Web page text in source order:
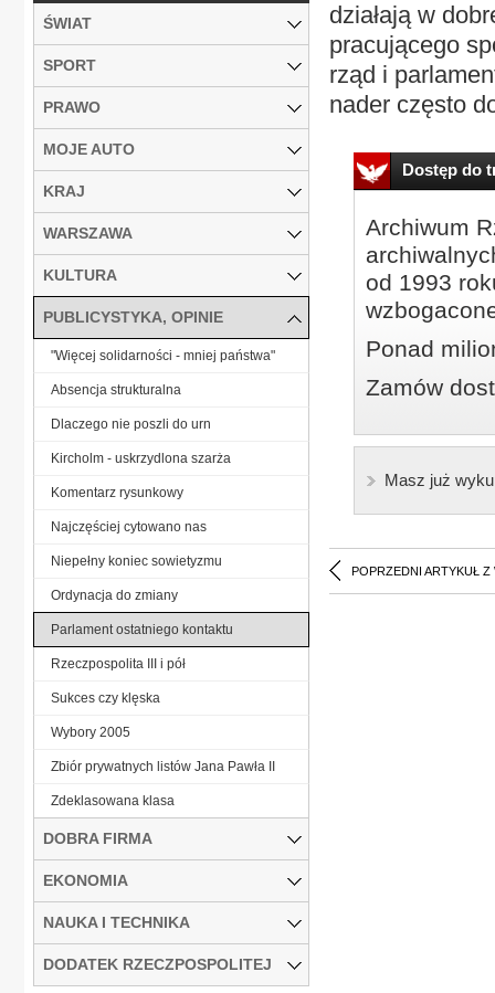
działają w
pracującego
rząd i
nader często
Dostęp do
Archiwum
od 1993
Ponad
Zamów
Masz już
POPRZEDNI ARTYKUŁ Z
ŚWIAT
SPORT
PRAWO
MOJE AUTO
KRAJ
WARSZAWA
KULTURA
PUBLICYSTYKA, OPINIE
"Więcej solidarności - mniej państwa"
Absencja strukturalna
Dlaczego nie poszli do urn
Kircholm - uskrzydlona szarża
Komentarz rysunkowy
Najczęściej cytowano nas
Niepełny koniec sowietyzmu
Ordynacja do zmiany
Parlament ostatniego kontaktu
Rzeczpospolita III i pół
Sukces czy klęska
Wybory 2005
Zbiór prywatnych listów Jana Pawła II
Zdeklasowana klasa
DOBRA FIRMA
EKONOMIA
NAUKA I TECHNIKA
DODATEK RZECZPOSPOLITEJ